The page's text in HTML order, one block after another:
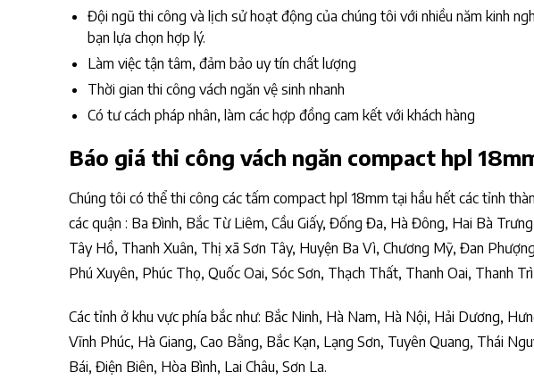
Đội ngũ thi công và lịch sử hoạt động của chúng tôi với nhiều năm kinh
bạn lựa chọn hợp lý.
Làm việc tận tâm, đảm bảo uy tín chất lượng
Thời gian thi công vách ngăn vệ sinh nhanh
Có tư cách pháp nhân, làm các hợp đồng cam kết với khách hàng
Báo giá thi công vách ngăn compact hpl
Chúng tôi có thể thi công các tấm compact hpl 18mm tại hầu hết các tỉnh
các quận : Ba Đình, Bắc Từ Liêm, Cầu Giấy, Đống Đa, Hà Đông, Hai Bà
Tây Hồ, Thanh Xuân, Thị xã Sơn Tây, Huyện Ba Vì, Chương Mỹ, Đan
Phú Xuyên, Phúc Thọ, Quốc Oai, Sóc Sơn, Thạch Thất, Thanh Oai, Thanh
Các tỉnh ở khu vực phía bắc như: Bắc Ninh, Hà Nam, Hà Nội, Hải Dương,
Vĩnh Phúc, Hà Giang, Cao Bằng, Bắc Kạn, Lạng Sơn, Tuyên Quang, Thái
Bái, Điện Biên, Hòa Bình, Lai Châu, Sơn La.